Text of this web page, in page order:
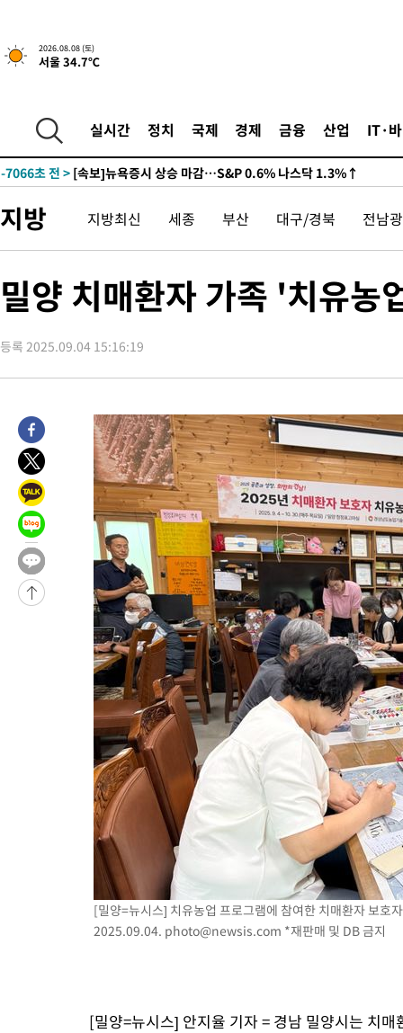
2026.08.08 (토)
서울 34.7℃
실시간 정치 국제 경제 금융 산업 IT·
-29784초 전 >극한폭염 한풀 꺾이지만…'낮 최고 35도' 무더위, 열대야 계속
주 날씨]
-26802초 전 >
축구협회 "압수수색·성접대 논란 사과…쇄신의 기회로 삼겠
-13940초 전 >
'최고 37도' 폭염 지속…강원동해안 최대 150㎜ 비
-7066초 전 >
-29784초 전 >극한폭염 한풀 꺾이지만…'낮 최고 35도' 무더위, 열대야 계속
-25319초 전 >
[속보]'압수수색·성접대 논란' 축구협회 "실망과 걱정 안겨드
송"
-13940초 전 >'최고 37도' 폭염 지속…강원동해안 최대 150㎜ 비
지방 지방최신 세종 부산 대구/경북 전남
밀양 치매환자 가족 '치유
등록 2025.09.04 15:16:19
[밀양=뉴시스] 치유농업 프로그램에 참여한 치매환자 보호
2025.09.04. photo@newsis.com *재판매 및 DB 금지
[밀양=뉴시스] 안지율 기자 = 경남 밀양시는 치